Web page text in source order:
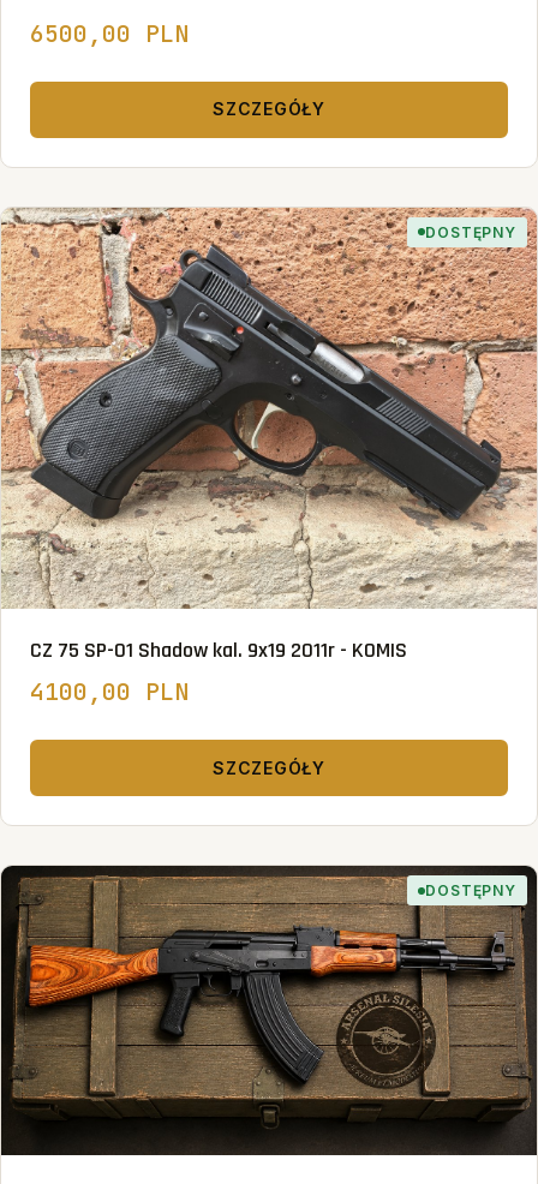
6500,00 PLN
SZCZEGÓŁY
DOSTĘPNY
CZ 75 SP-01 Shadow kal. 9x19 2011r - KOMIS
4100,00 PLN
SZCZEGÓŁY
DOSTĘPNY